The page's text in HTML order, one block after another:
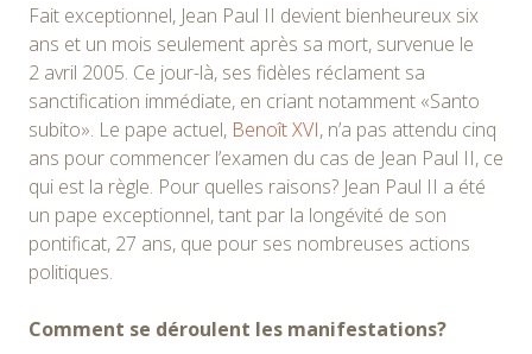
Fait exceptionnel, Jean Paul II devient bienheureux six
ans et un mois seulement après sa mort, survenue le
2 avril 2005. Ce jour-là, ses fidèles réclament sa
sanctification immédiate, en criant notamment «Santo
subito». Le pape actuel, Benoît XVI, n’a pas attendu cinq
ans pour commencer l’examen du cas de Jean Paul II, ce
qui est la règle. Pour quelles raisons? Jean Paul II a été
un pape exceptionnel, tant par la longévité de son
pontificat, 27 ans, que pour ses nombreuses actions
politiques.
Comment se déroulent les manifestations?